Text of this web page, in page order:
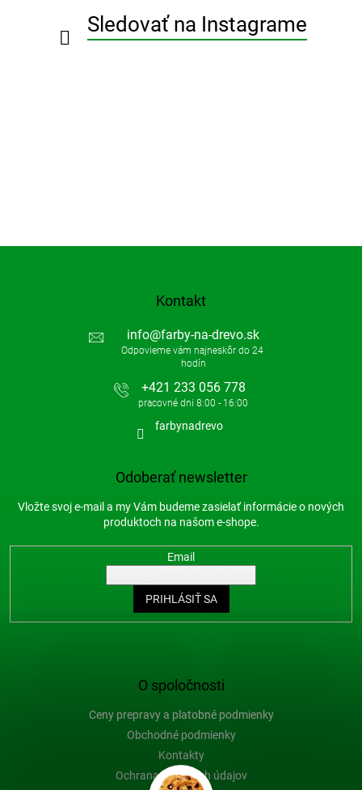
Sledovať na Instagrame
O spoločnosti
Ceny prepravy a platobné podmienky
Obchodné podmienky
Kontakty
Ochrana osobných údajov
Kontakt
info@farby-na-drevo.sk
+421 233 056 778
farbynadrevo
Odoberať newsletter
Vložte svoj e-mail a my Vám budeme zasielať informácie o nových
produktoch na našom e-shope.
Email
PRIHLÁSIŤ SA